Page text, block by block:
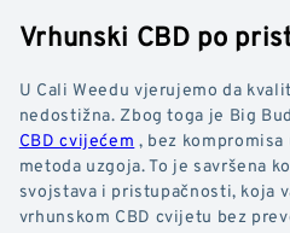
Vrhunski CBD po
U Cali Weedu vjerujemo da
nedostižna. Zbog toga je Big
CBD cvijećem , bez
metoda uzgoja. To je savršena
svojstava i pristupačnosti, koja
vrhunskom CBD cvijetu bez